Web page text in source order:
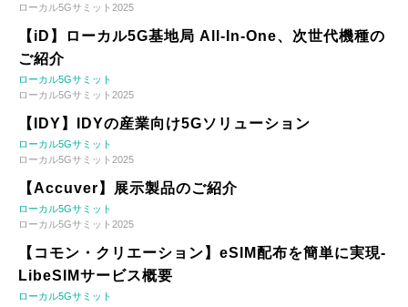
ローカル5Gサミット2025
【iD】ローカル5G基地局 All-In-One、次世代機種の
ご紹介
ローカル5Gサミット
ローカル5Gサミット2025
【IDY】IDYの産業向け5Gソリューション
ローカル5Gサミット
ローカル5Gサミット2025
【Accuver】展示製品のご紹介
ローカル5Gサミット
ローカル5Gサミット2025
【コモン・クリエーション】eSIM配布を簡単に実現-
LibeSIMサービス概要
ローカル5Gサミット